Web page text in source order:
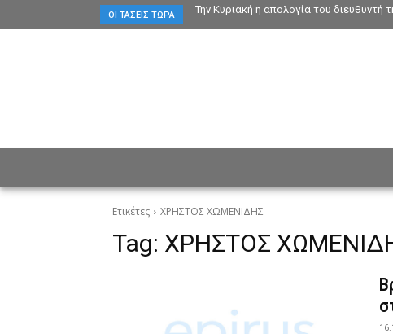
ΟΙ ΤΆΣΕΙΣ ΤΏΡΑ Την Κυριακή η απολογία του
Ετικέτες ΧΡΗΣΤΟΣ ΧΩΜΕΝΙΔΗΣ
Tag: ΧΡΗΣΤΟΣ